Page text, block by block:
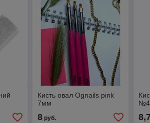
Кисть овал Ognails pink
7мм
8руб.
№4